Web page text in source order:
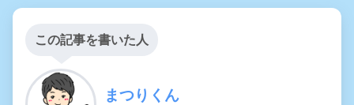
この記事を書いた人
まつりくん